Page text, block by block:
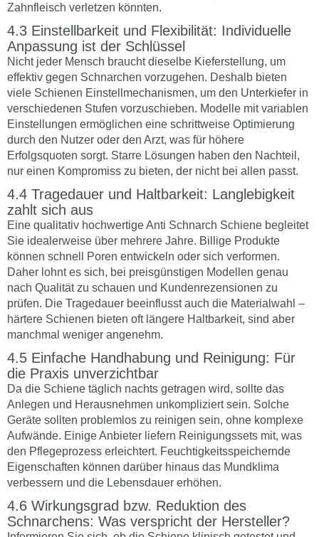
Zahnfleisch verletzen könnten.
Einstellbarkeit und Flexibilität: Individuelle
Anpassung ist der Schlüssel
Nicht jeder Mensch braucht dieselbe Kieferstellung, um
effektiv gegen Schnarchen vorzugehen. Deshalb bieten
viele Schienen Einstellmechanismen, um den Unterkiefer in
verschiedenen Stufen vorzuschieben. Modelle mit variablen
Einstellungen ermöglichen eine schrittweise Optimierung
durch den Nutzer oder den Arzt, was für höhere
Erfolgsquoten sorgt. Starre Lösungen haben den Nachteil,
nur einen Kompromiss zu bieten, der nicht bei allen passt.
Tragedauer und Haltbarkeit: Langlebigkeit
zahlt sich aus
Eine qualitativ hochwertige Anti Schnarch Schiene begleitet
Sie idealerweise über mehrere Jahre. Billige Produkte
können schnell Poren entwickeln oder sich verformen.
Daher lohnt es sich, bei preisgünstigen Modellen genau
nach Qualität zu schauen und Kundenrezensionen zu
prüfen. Die Tragedauer beeinflusst auch die Materialwahl –
härtere Schienen bieten oft längere Haltbarkeit, sind aber
manchmal weniger angenehm.
Einfache Handhabung und Reinigung: Für
die Praxis unverzichtbar
Da die Schiene täglich nachts getragen wird, sollte das
Anlegen und Herausnehmen unkompliziert sein. Solche
Geräte sollten problemlos zu reinigen sein, ohne komplexe
Aufwände. Einige Anbieter liefern Reinigungssets mit, was
den Pflegeprozess erleichtert. Feuchtigkeitsspeichernde
Eigenschaften können darüber hinaus das Mundklima
verbessern und die Lebensdauer erhöhen.
Wirkungsgrad bzw. Reduktion des
Schnarchens: Was verspricht der Hersteller?